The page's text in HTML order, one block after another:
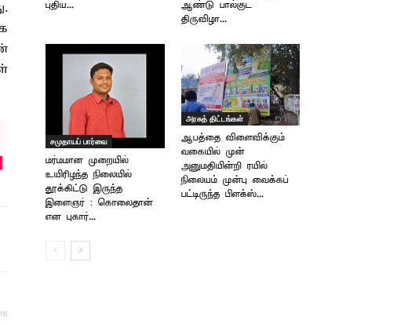
புதிய...
ஆண்டு பால்குட
திருவிழா...
சமுதாயப் பார்வை
மர்மமான முறையில்
உயிரிழந்த நிலையில்
தூக்கிட்டு இருந்த
இளைஞர் : கொலைதான்
என புகார்...
அரசுத் திட்டங்கள்
ஆபத்தை விளைவிக்கும்
வகையில் முன்
அனுமதியின்றி ரயில்
நிலையம் முன்பு வைக்கப்
பட்டிருந்த பிளக்ஸ்...